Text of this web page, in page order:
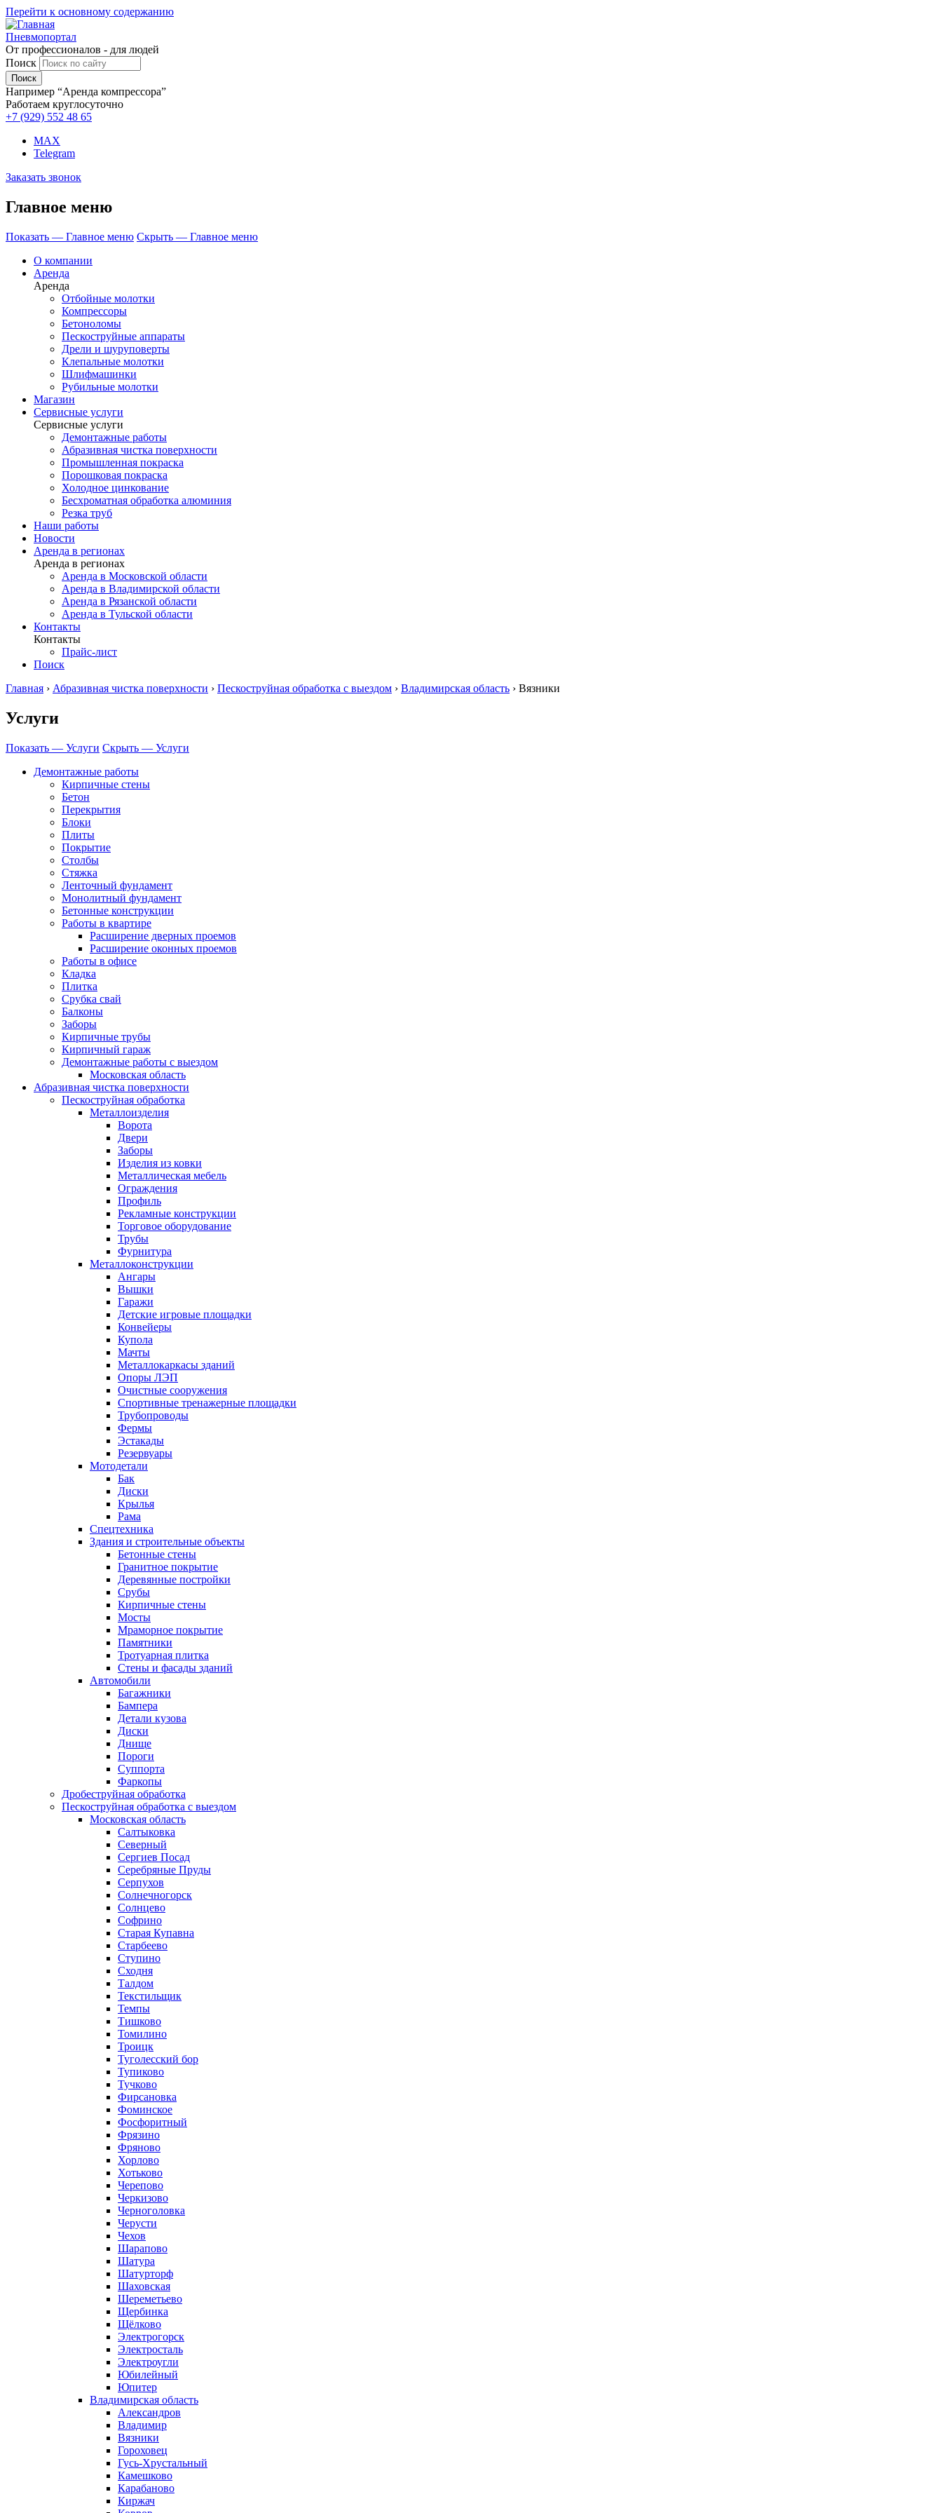
Перейти к основному содержанию
Пневмопортал
От профессионалов - для людей
Поиск
Например “Аренда компрессора”
Работаем круглосуточно
+7 (929) 552 48 65
MAX
Telegram
Заказать звонок
Главное меню
Показать — Главное меню Скрыть — Главное меню
О компании
Аренда
Аренда
Отбойные молотки
Компрессоры
Бетоноломы
Пескоструйные аппараты
Дрели и шуруповерты
Клепальные молотки
Шлифмашинки
Рубильные молотки
Магазин
Сервисные услуги
Сервисные услуги
Демонтажные работы
Абразивная чистка поверхности
Промышленная покраска
Порошковая покраска
Холодное цинкование
Бесхроматная обработка алюминия
Резка труб
Наши работы
Новости
Аренда в регионах
Аренда в регионах
Аренда в Московской области
Аренда в Владимирской области
Аренда в Рязанской области
Аренда в Тульской области
Контакты
Контакты
Прайс-лист
Поиск
Главная › Абразивная чистка поверхности › Пескоструйная обработка с выездом › Владимирская область › Вязники
Услуги
Показать — Услуги Скрыть — Услуги
Демонтажные работы
Кирпичные стены
Бетон
Перекрытия
Блоки
Плиты
Покрытие
Столбы
Стяжка
Ленточный фундамент
Монолитный фундамент
Бетонные конструкции
Работы в квартире
Расширение дверных проемов
Расширение оконных проемов
Работы в офисе
Кладка
Плитка
Срубка свай
Балконы
Заборы
Кирпичные трубы
Кирпичный гараж
Демонтажные работы с выездом
Московская область
Абразивная чистка поверхности
Пескоструйная обработка
Металлоизделия
Ворота
Двери
Заборы
Изделия из ковки
Металлическая мебель
Ограждения
Профиль
Рекламные конструкции
Торговое оборудование
Трубы
Фурнитура
Металлоконструкции
Ангары
Вышки
Гаражи
Детские игровые площадки
Конвейеры
Купола
Мачты
Металлокаркасы зданий
Опоры ЛЭП
Очистные сооружения
Спортивные тренажерные площадки
Трубопроводы
Фермы
Эстакады
Резервуары
Мотодетали
Бак
Диски
Крылья
Рама
Спецтехника
Здания и строительные объекты
Бетонные стены
Гранитное покрытие
Деревянные постройки
Срубы
Кирпичные стены
Мосты
Мраморное покрытие
Памятники
Тротуарная плитка
Стены и фасады зданий
Автомобили
Багажники
Бампера
Детали кузова
Диски
Днище
Пороги
Суппорта
Фаркопы
Дробеструйная обработка
Пескоструйная обработка с выездом
Московская область
Салтыковка
Северный
Сергиев Посад
Серебряные Пруды
Серпухов
Солнечногорск
Солнцево
Софрино
Старая Купавна
Старбеево
Ступино
Сходня
Талдом
Текстильщик
Темпы
Тишково
Томилино
Троицк
Туголесский бор
Тупиково
Тучково
Фирсановка
Фоминское
Фосфоритный
Фрязино
Фряново
Хорлово
Хотьково
Черепово
Черкизово
Черноголовка
Черусти
Чехов
Шарапово
Шатура
Шатурторф
Шаховская
Шереметьево
Щербинка
Щёлково
Электрогорск
Электросталь
Электроугли
Юбилейный
Юпитер
Владимирская область
Александров
Владимир
Вязники
Гороховец
Гусь-Хрустальный
Камешково
Карабаново
Киржач